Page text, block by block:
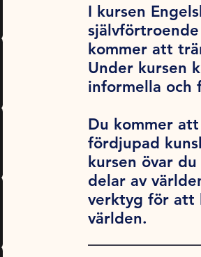
I kursen
kommer att
Under kursen
informella och
Du kommer
fördjupad
kursen övar
delar av
verktyg för att
världen.